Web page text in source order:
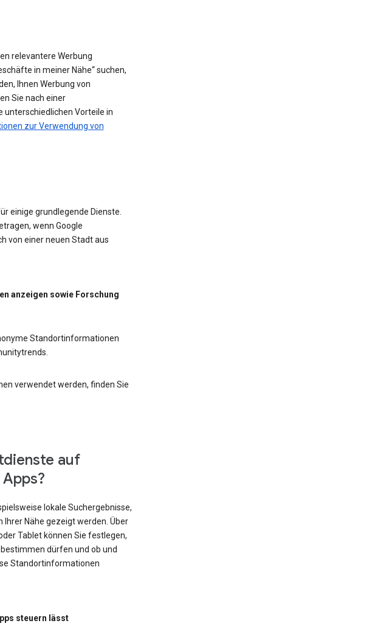
relevantere Werbung
in meiner Nähe“ suchen,
Ihnen Werbung von
Sie nach einer
unterschiedlichen Vorteile in
zur Verwendung von
einige grundlegende Dienste.
wenn Google
von einer neuen Stadt aus
anzeigen sowie Forschung
Standortinformationen
verwendet werden, finden Sie
auf
lokale Suchergebnisse,
Nähe gezeigt werden. Über
Tablet können Sie festlegen,
dürfen und ob und
Standortinformationen
steuern lässt